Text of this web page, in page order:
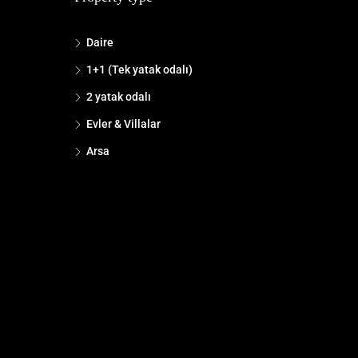
Daire
1+1 (Tek yatak odalı)
2 yatak odalı
Evler & Villalar
Arsa